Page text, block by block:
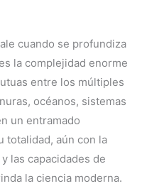
cuando se profundiza
la complejidad enorme
entre los múltiples
océanos, sistemas
un entramado
totalidad, aún con la
las capacidades de
la ciencia moderna.